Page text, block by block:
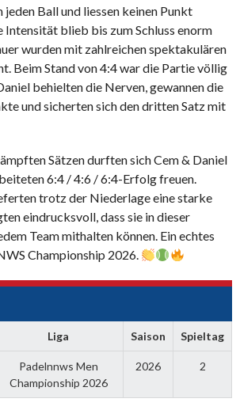
jeden Ball und liessen keinen Punkt
Intensität blieb bis zum Schluss enorm
wurden mit zahlreichen spektakulären
Beim Stand von 4:4 war die Partie völlig
behielten die Nerven, gewannen die
und sicherten sich den dritten Satz mit
Sätzen durften sich Cem & Daniel
6:4 / 4:6 / 6:4-Erfolg freuen.
trotz der Niederlage eine starke
eindrucksvoll, dass sie in dieser
Team mithalten können. Ein echtes
Championship 2026.
Liga Saison Spieltag
Padelnnws Men
Championship 2026
2026 2